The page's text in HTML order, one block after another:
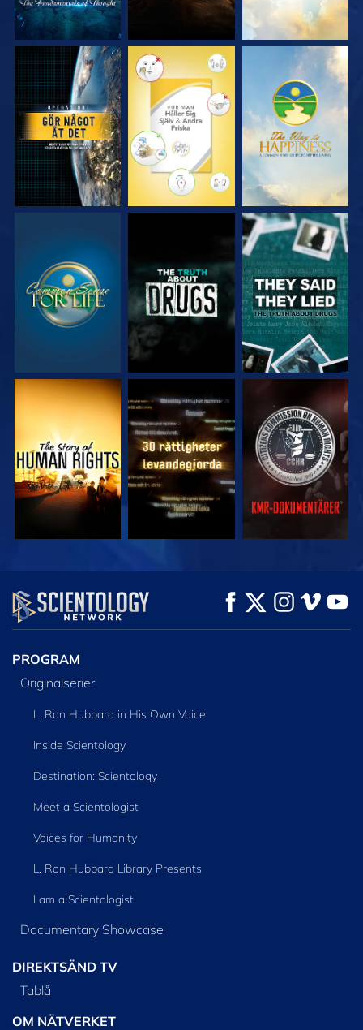
TITTA TITTA TITTA
TITTA TITTA TITTA
TITTA TITTA TITTA
TITTA
UTFORSKA
SERIEN
PROGRAM
Originalserier
L. Ron Hubbard in His Own Voice
Inside Scientology
Destination: Scientology
Meet a Scientologist
Voices for Humanity
L. Ron Hubbard Library Presents
I am a Scientologist
Documentary Showcase
DIREKTSÄND TV
Tablå
OM NÄTVERKET